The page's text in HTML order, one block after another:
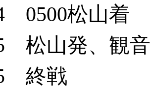
0500松山着
松山発、観
終戦